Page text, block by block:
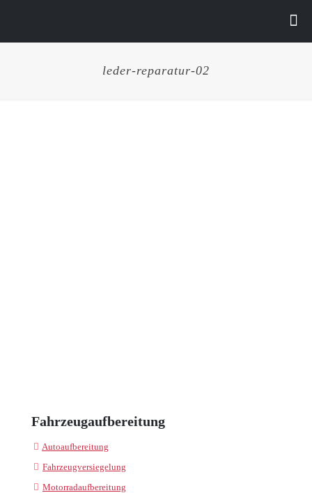
leder-reparatur-02
Fahrzeugaufbereitung
Autoaufbereitung
Fahrzeugversiegelung
Motorradaufbereitung